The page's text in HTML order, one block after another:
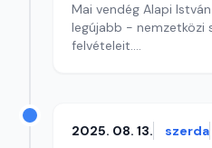
Mai vendég Alapi
legújabb - nemzetközi
felvételeit.
2025. 08. 13. szerda